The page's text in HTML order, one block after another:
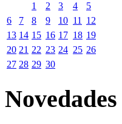
1
2 3 4
5
6
7 8 9 10 11
12
13 14 15 16 17 18 19
20 21 22 23 24 25 26
27 28 29 30